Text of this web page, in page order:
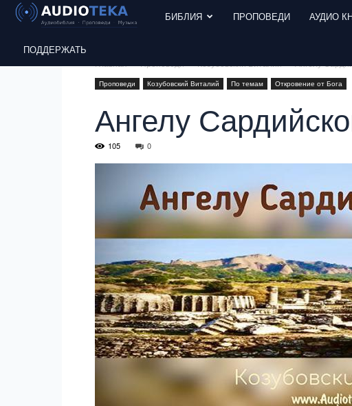
БИБЛИЯ ПРОПОВЕДИ АУДИО
ПОДДЕРЖАТЬ
Проповеди Козубовский Виталий По темам Откровение от Бога
Ангелу
105 0